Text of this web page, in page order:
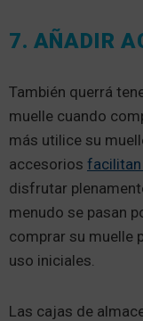
7. AÑADIR
También querrá
muelle cuando
más utilice su
accesorios facilitan
disfrutar
menudo se pasan
comprar su muelle
uso iniciales.
Las cajas de